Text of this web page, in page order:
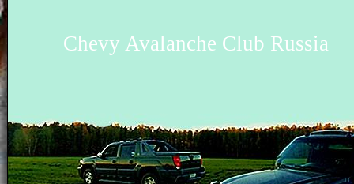
Chevy Avalanche Club Russia